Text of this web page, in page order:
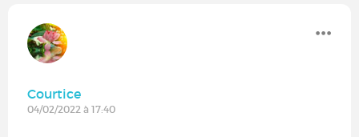
Courtice
04/02/2022 à 17:40